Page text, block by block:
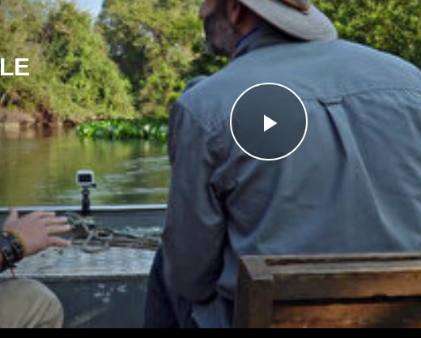
Videoyu
Oynat